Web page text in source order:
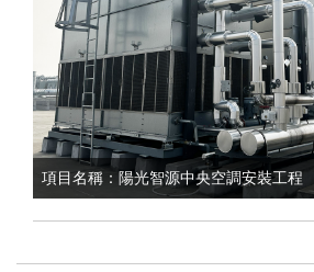
項目名稱：陽光智源中央空調安裝工程